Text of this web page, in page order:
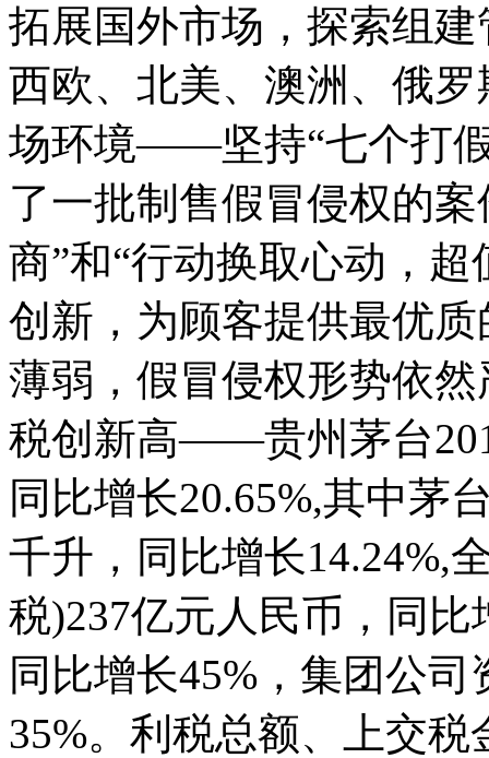
拓展国外市场，探索组
西欧、北美、澳洲、俄
场环境——坚持“七个打
了一批制售假冒侵权的
商”和“行动换取心动，
创新，为顾客提供最优
薄弱，假冒侵权形势依
税创新高——贵州茅台
同比增长20.65%,其中茅
千升，同比增长14.24%,
税)237亿元人民币，同比
同比增长45%，集团公
35%。利税总额、上交